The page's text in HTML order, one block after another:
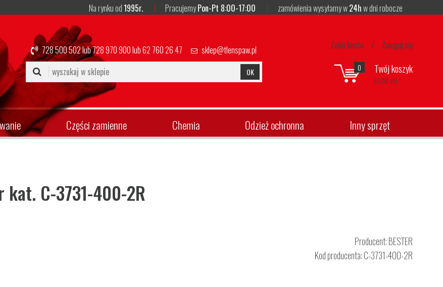
Na rynku od1995r. PracujemyPon-Pt 8:00-17:00 zamówienia wysyłamy w24hw dni robocze
728 500 502lub728 970 900lub62 760 26 47 sklep@tlenspaw.pl
OK
Załóż konto / Zaloguj się
0 Twój koszyk
(0,00 zł)
Części zamienne Chemia Odzież ochronna Inny sprzęt
kat. C-3731-400-2R
Producent:BESTER
Kod producenta: C-3731-400-2R